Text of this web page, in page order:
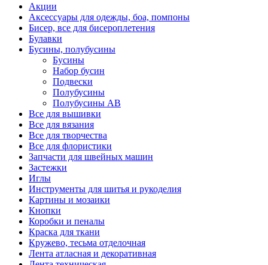
Акции
Аксессуары для одежды, боа, помпоны
Бисер, все для бисероплетения
Булавки
Бусины, полубусины
Бусины
Набор бусин
Подвески
Полубусины
Полубусины AB
Все для вышивки
Все для вязания
Все для творчества
Все для флористики
Запчасти для швейных машин
Застежки
Иглы
Инструменты для шитья и рукоделия
Картины и мозаики
Кнопки
Коробки и пеналы
Краска для ткани
Кружево, тесьма отделочная
Лента атласная и декоративная